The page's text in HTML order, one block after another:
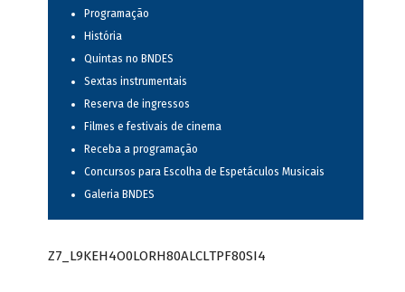
Programação
História
Quintas no BNDES
Sextas instrumentais
Reserva de ingressos
Filmes e festivais de cinema
Receba a programação
Concursos para Escolha de Espetáculos Musicais
Galeria BNDES
Z7_L9KEH4O0LORH80ALCLTPF80SI4